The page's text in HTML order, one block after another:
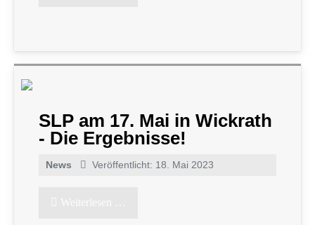
SLP am 17. Mai in Wickrath
- Die Ergebnisse!
News Veröffentlicht: 18. Mai 2023
Weiterlesen …